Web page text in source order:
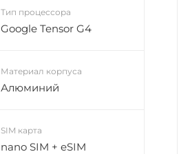
Тип процессора
Google Tensor G4
Материал корпуса
Алюминий
SIM карта
nano SIM + eSIM